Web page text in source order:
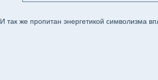
И так же пропитан энергетикой символизма